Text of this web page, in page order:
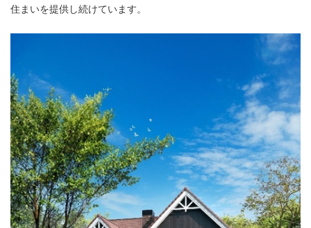
住まいを提供し続けています。